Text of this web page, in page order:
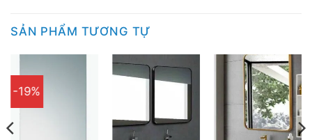
SẢN PHẨM TƯƠNG TỰ
-19%